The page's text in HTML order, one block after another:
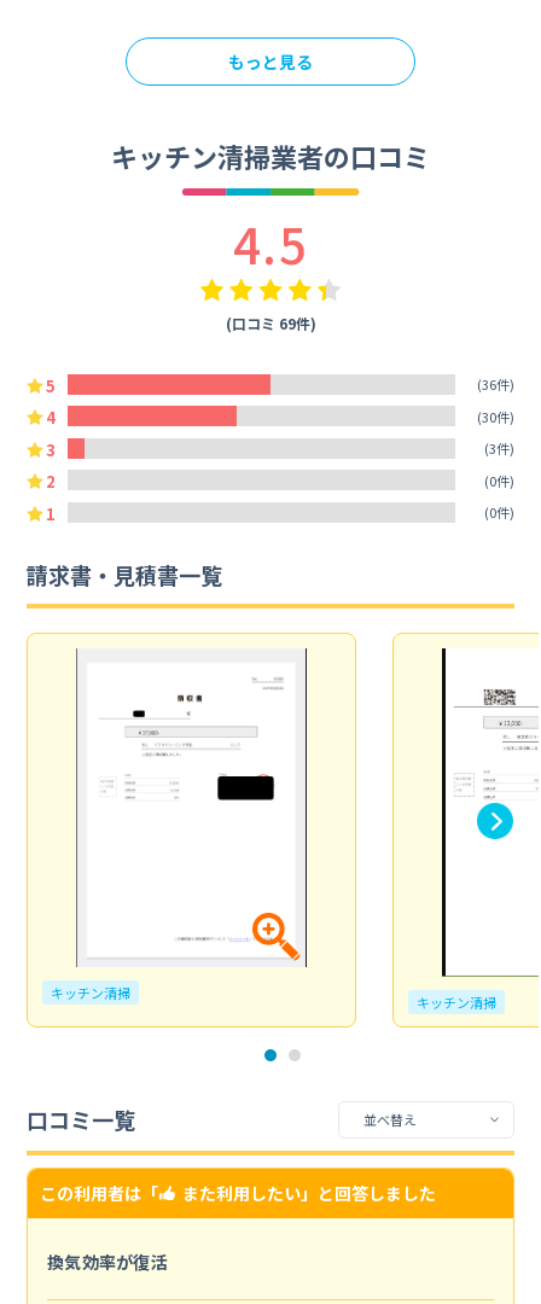
もっと見る
キッチン清掃業者の口コミ
4.5
(口コミ 69件)
5 (36件)
4 (30件)
3 (3件)
2 (0件)
1 (0件)
請求書・見積書一覧
キッチン清掃 キッチン清掃
口コミ一覧
この利用者は「 また利用したい」と回答しました
換気効率が復活